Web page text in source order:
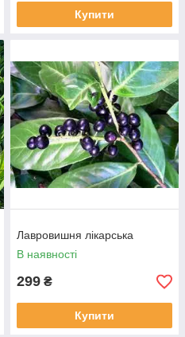
Купити
Лавровишня лікарська
В наявності
299 ₴
Купити